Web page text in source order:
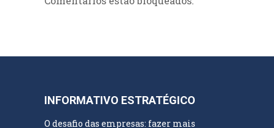
INFORMATIVO ESTRATÉGICO
O desafio das empresas: fazer mais